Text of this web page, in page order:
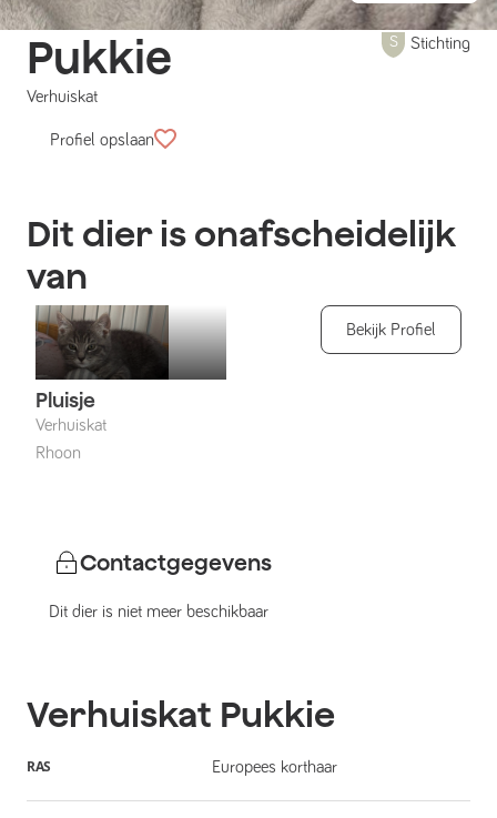
Pukkie
Verhuiskat
Stichting
Profiel opslaan
Dit dier is onafscheidelijk
van
Pluisje
Verhuiskat
Rhoon
Bekijk Profiel
Contactgegevens
Dit dier is niet meer beschikbaar
Verhuiskat Pukkie
RAS Europees korthaar